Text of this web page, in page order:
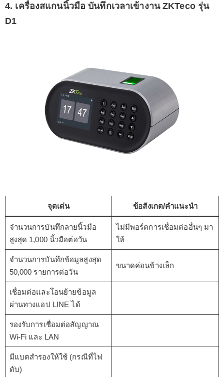
4. เครื่องสแกนนิ้วมือ บันทึกเวลาเข้างาน ZKTeco รุ่น
D1
จุดเด่น ข้อสังเกต/คำแนะนำ
จำนวนการบันทึกลายนิ้วมือ
สูงสุด 1,000 นิ้วมือต่อวัน
ไม่มีพอร์ตการเชื่อมต่ออื่นๆ มา
ให้
จำนวนการบันทึกข้อมูลสูงสุด
50,000 รายการต่อวัน
ขนาดค่อนข้างเล็ก
เชื่อมต่อและโอนย้ายข้อมูล
ผ่านทางแอป LINE ได้
รองรับการเชื่อมต่อสัญญาณ
Wi-Fi และ LAN
มีแบตสำรองให้ใช้ (กรณีที่ไฟ
ดับ)